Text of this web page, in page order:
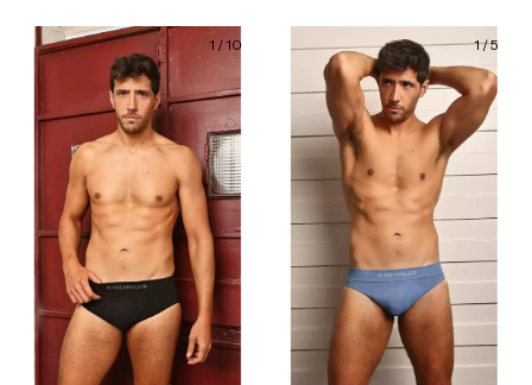
1 /10 1/5